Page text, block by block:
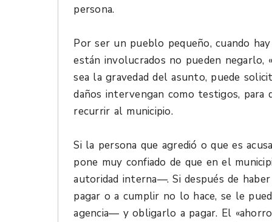
persona.
Por ser un pueblo pequeño, cuando
están involucrados no pueden negarlo,
sea la gravedad del asunto, puede
daños intervengan como testigos, para
recurrir al municipio.
Si la persona que agredió o que es
pone muy confiado de que en el
autoridad interna—. Si después de
pagar o a cumplir no lo hace, se le
agencia— y obligarlo a pagar. El